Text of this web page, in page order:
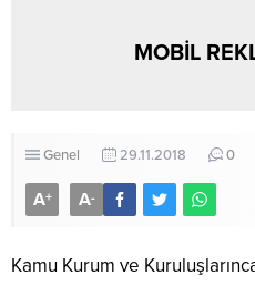
MOBİL
Genel 29.11.2018 0
A+ A-
Kamu Kurum ve